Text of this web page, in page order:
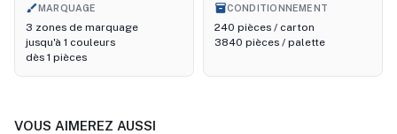
brushMARQUAGE
3 zones de marquage
jusqu'à 1 couleurs
dès 1 pièces
inventory_2
CONDITIONNEMENT
240 pièces / carton
3840 pièces / palette
VOUS AIMEREZ AUSSI